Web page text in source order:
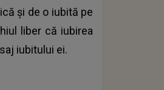
și de o iubită pe
liber că iubirea
iubitului ei.